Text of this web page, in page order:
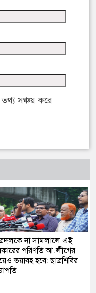
সঞ্চয় করে
না সামলালে এই
পরিণতি আ.লীগের
ভয়াবহ হবে: ছাত্রশিবির